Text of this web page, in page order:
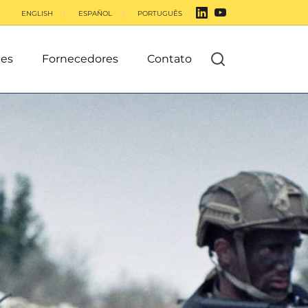
ENGLISH ESPAÑOL PORTUGUÊS
Fornecedores Contato